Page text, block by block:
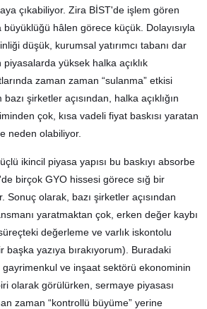
çıkabiliyor. Zira BİST'de işlem gören
hâlen görece küçük. Dolayısıyla
düşük, kurumsal yatırımcı tabanı dar
piyasalarda yüksek halka açıklık
zaman zaman “sulanma” etkisi
şirketler açısından, halka açıklığın
çok, kısa vadeli fiyat baskısı yaratan
neden olabiliyor.
ikincil piyasa yapısı bu baskıyı absorbe
birçok GYO hissesi görece sığ bir
Sonuç olarak, bazı şirketler açısından
yaratmaktan çok, erken değer kaybı
değerleme ve varlık iskontolu
başka yazıya bırakıyorum). Buradaki
ve inşaat sektörü ekonominin
olarak görülürken, sermaye piyasası
zaman “kontrollü büyüme” yerine